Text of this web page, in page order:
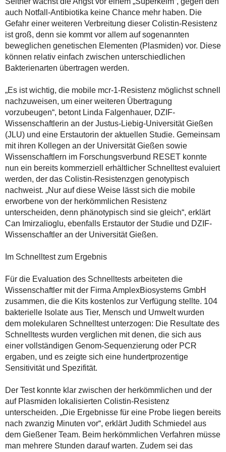
auch Notfall-Antibiotika keine Chance mehr haben. Die
Gefahr einer weiteren Verbreitung dieser Colistin-Resistenz
ist groß, denn sie kommt vor allem auf sogenannten
beweglichen genetischen Elementen (Plasmiden) vor. Diese
können relativ einfach zwischen unterschiedlichen
Bakterienarten übertragen werden.
„Es ist wichtig, die mobile mcr-1-Resistenz möglichst schnell
nachzuweisen, um einer weiteren Übertragung
vorzubeugen“, betont Linda Falgenhauer, DZIF-
Wissenschaftlerin an der Justus-Liebig-Universität Gießen
(JLU) und eine Erstautorin der aktuellen Studie. Gemeinsam
mit ihren Kollegen an der Universität Gießen sowie
Wissenschaftlern im Forschungsverbund RESET konnte
nun ein bereits kommerziell erhältlicher Schnelltest evaluiert
werden, der das Colistin-Resistenzgen genotypisch
nachweist. „Nur auf diese Weise lässt sich die mobile
erworbene von der herkömmlichen Resistenz
unterscheiden, denn phänotypisch sind sie gleich“, erklärt
Can Imirzalioglu, ebenfalls Erstautor der Studie und DZIF-
Wissenschaftler an der Universität Gießen.
Im Schnelltest zum Ergebnis
Für die Evaluation des Schnelltests arbeiteten die
Wissenschaftler mit der Firma AmplexBiosystems GmbH
zusammen, die die Kits kostenlos zur Verfügung stellte. 104
bakterielle Isolate aus Tier, Mensch und Umwelt wurden
dem molekularen Schnelltest unterzogen: Die Resultate des
Schnelltests wurden verglichen mit denen, die sich aus
einer vollständigen Genom-Sequenzierung oder PCR
ergaben, und es zeigte sich eine hundertprozentige
Sensitivität und Spezifität.
Der Test konnte klar zwischen der herkömmlichen und der
auf Plasmiden lokalisierten Colistin-Resistenz
unterscheiden. „Die Ergebnisse für eine Probe liegen bereits
nach zwanzig Minuten vor“, erklärt Judith Schmiedel aus
dem Gießener Team. Beim herkömmlichen Verfahren müsse
man mehrere Stunden darauf warten. Zudem sei das